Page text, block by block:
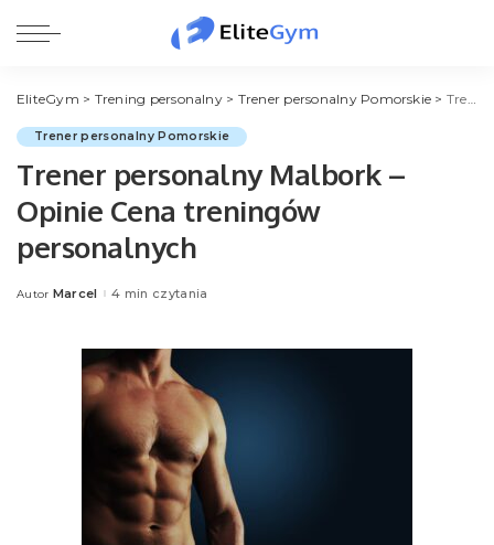
EliteGym > Trening personalny> Trener personalny Pomorskie > Trener personalny Malbork – Opinie Cena treningów personalnych
Trener personalny Pomorskie
Trener personalny Malbork –
Opinie Cena treningów
personalnych
Posted
Autor Marcel 4 min czytania